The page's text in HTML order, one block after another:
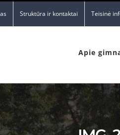
Struktūra ir kontaktai Teisinė
Apie